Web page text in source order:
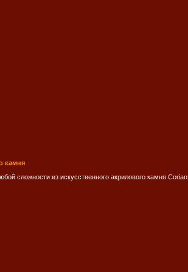
камня
сложности из искусственного акрилового камня Corian